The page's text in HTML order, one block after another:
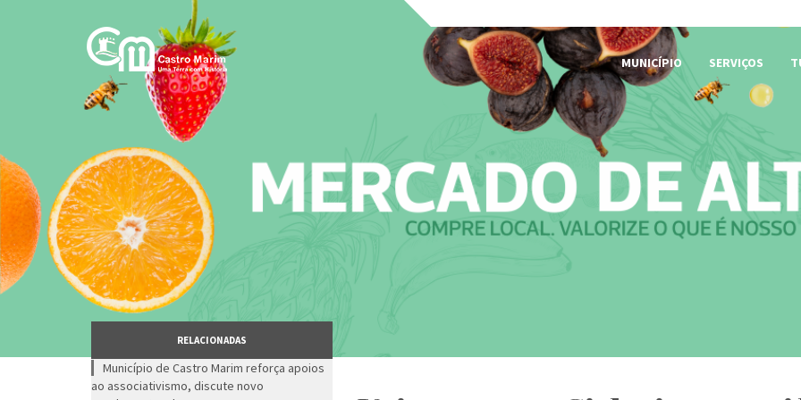
MUNICÍPIO
SERVIÇOS
RELACIONADAS
Município de Castro Marim reforça apoios
ao associativismo, discute novo